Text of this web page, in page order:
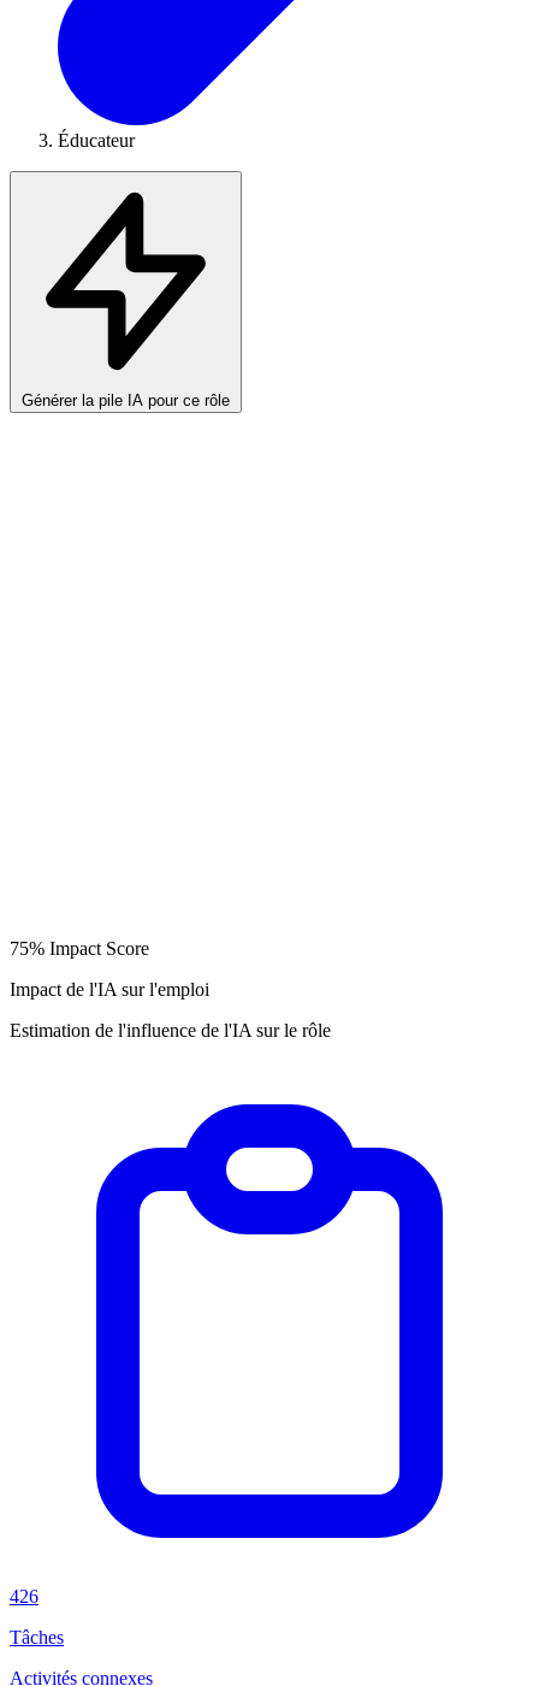
Éducateur
Générer la pile IA pour ce rôle
75% Impact Score
Impact de l'IA sur l'emploi
Estimation de l'influence de l'IA sur le rôle
426
Tâches
Activités connexes